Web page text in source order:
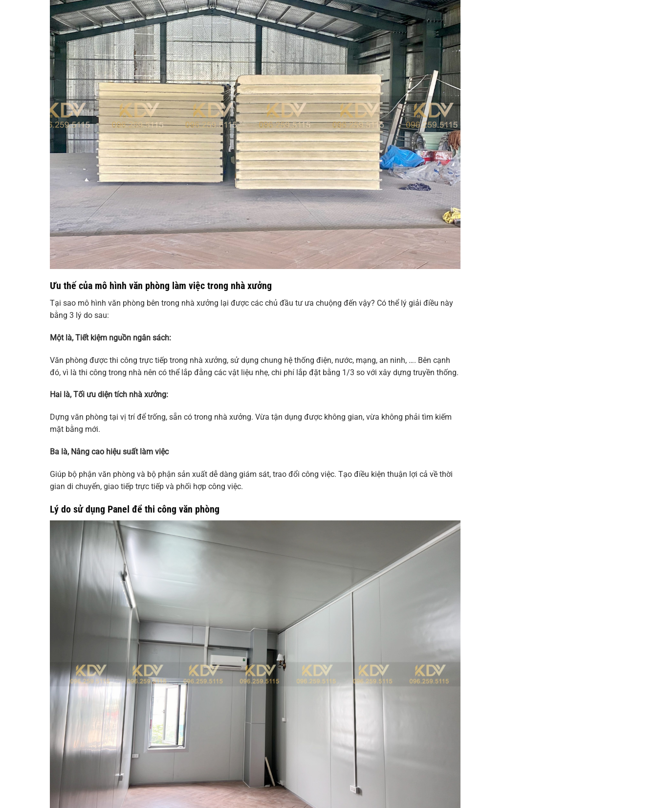
Ưu thế của mô hình văn phòng làm việc trong nhà xưởng
Tại sao mô hình văn phòng bên trong nhà xưởng lại được các chủ đầu tư ưa chuộng đến vậy? Có thể lý giải điều này
bằng 3 lý do sau:
Một là, Tiết kiệm nguồn ngân sách:
Văn phòng được thi công trực tiếp trong nhà xưởng, sử dụng chung hệ thống điện, nước, mạng, an ninh, …. Bên cạnh
đó, vì là thi công trong nhà nên có thể lắp đằng các vật liệu nhẹ, chi phí lắp đặt bằng 1/3 so với xây dựng truyền thống.
Hai là, Tối ưu diện tích nhà xưởng:
Dựng văn phòng tại vị trí để trống, sẵn có trong nhà xưởng. Vừa tận dụng được không gian, vừa không phải tìm kiếm
mặt bằng mới.
Ba là, Nâng cao hiệu suất làm việc
Giúp bộ phận văn phòng và bộ phận sản xuất dễ dàng giám sát, trao đổi công việc. Tạo điều kiện thuận lợi cả về thời
gian di chuyển, giao tiếp trực tiếp và phối hợp công việc.
Lý do sử dụng Panel để thi công văn phòng